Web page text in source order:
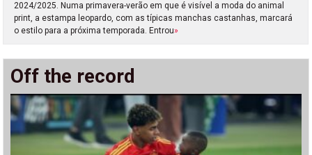
2024/2025. Numa primavera-verão em que é visível a moda do animal
print, a estampa leopardo, com as típicas manchas castanhas, marcará
o estilo para a próxima temporada. Entrou»
Off the record